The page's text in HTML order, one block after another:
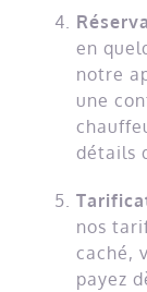
en
notre
une
détails
nos
caché,
payez